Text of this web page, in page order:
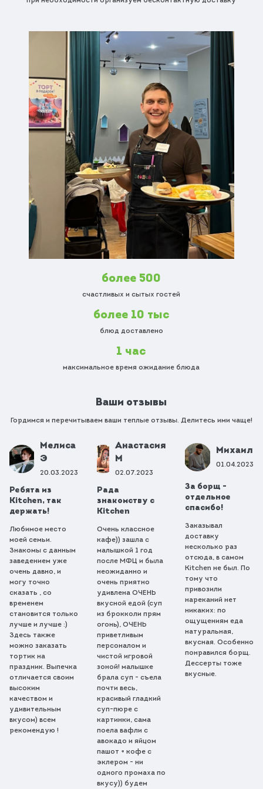
более 500
счастливых и сытых гостей
более 10 тыс
блюд доставлено
1 час
максимальное время ожидание блюда
Ваши отзывы
Гордимся и перечитываем ваши теплые отзывы. Делитесь ими чаще!
Мелиса
Э
20.03.2023
Ребята из
Kitchen, так
держать!
Любимое место
моей семьи.
Знакомы с данным
заведением уже
очень давно, и
могу точно
сказать , со
временем
становится только
лучше и лучше :)
Здесь также
можно заказать
тортик на
праздник. Выпечка
отличается своим
высоким
качеством и
удивительным
вкусом) всем
рекомендую !
Анастасия
М
02.07.2023
Рада
знакомству с
Kitchen
Очень классное
кафе)) зашла с
малышкой 1 год
после МФЦ и была
неожиданно и
очень приятно
удивлена ОЧЕНЬ
вкусной едой (суп
из брокколи прям
огонь), ОЧЕНЬ
приветливым
персоналом и
чистой игровой
зоной! малышке
брала суп - съела
почти весь,
красивый гладкий
суп-пюре с
картинки, сама
поела вафли с
авокадо и яйцом
пашот + кофе с
эклером - ни
одного промаха по
вкусу)) будем
Михаил
01.04.2023
За борщ -
отдельное
спасибо!
Заказывал
доставку
несколько раз
отсюда, в самом
Kitchen не был. По
тому что
привозили
нареканий нет
никаких: по
ощущениям еда
натуральная,
вкусная. Особенно
понравился борщ.
Дессерты тоже
вкусные.